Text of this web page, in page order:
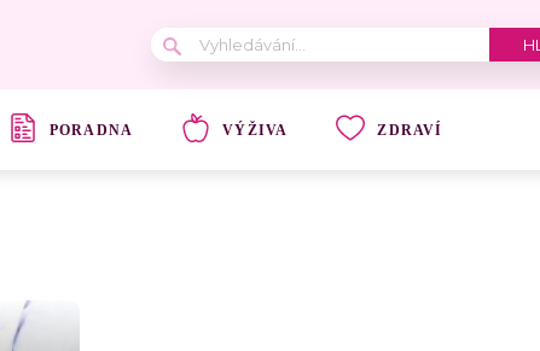
PORADNA VÝŽIVA ZDRAVÍ